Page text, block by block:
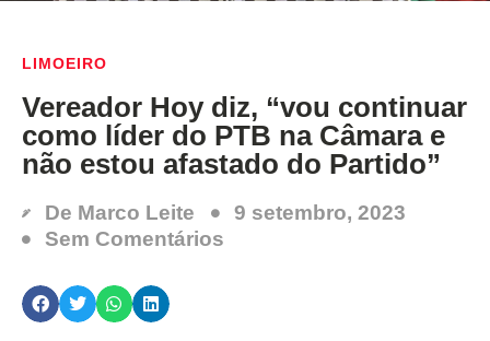
LIMOEIRO
Vereador Hoy diz, “vou continuar
como líder do PTB na Câmara e
não estou afastado do Partido”
De Marco Leite
9 setembro, 2023
Sem Comentários